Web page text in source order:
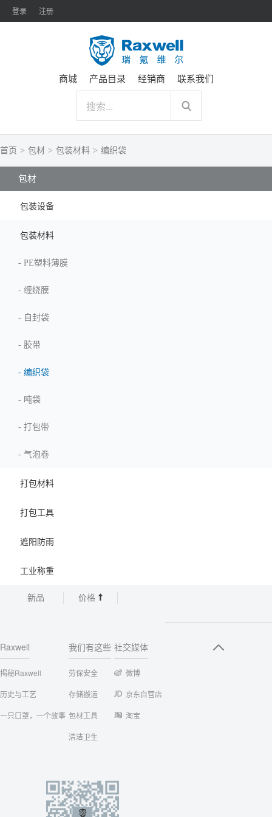
登录 注册
商城 产品目录 经销商 联系我们
首页 > 包材 > 包装材料 > 编织袋
包材
包装设备
包装材料
- PE塑料薄膜
- 缠绕膜
- 自封袋
- 胶带
- 编织袋
- 吨袋
- 打包带
- 气泡卷
打包材料
打包工具
遮阳防雨
工业称重
新品 价格
Raxwell
揭秘Raxwell
历史与工艺
一只口罩，一个故事
我们有这些
劳保安全
存储搬运
包材工具
清洁卫生
社交媒体
微博
京东自营店
淘宝